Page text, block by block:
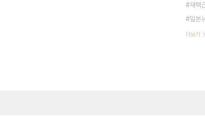
재택
일본
더보기